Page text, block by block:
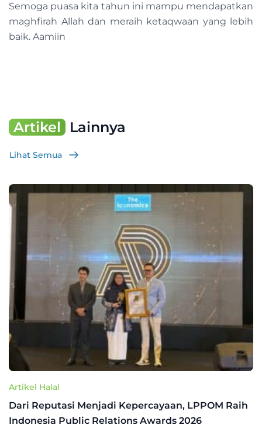
Semoga puasa kita tahun ini mampu mendapatkan
maghfirah Allah dan meraih ketaqwaan yang lebih
baik. Aamiin
Artikel Lainnya
Lihat Semua
Artikel Halal
Dari Reputasi Menjadi Kepercayaan, LPPOM Raih
Indonesia Public Relations Awards 2026